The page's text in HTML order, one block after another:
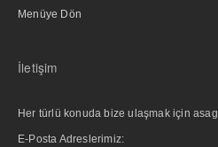
Menüye Dön
İletişim
Her türlü konuda bize ulaşmak için
E-Posta Adreslerimiz: